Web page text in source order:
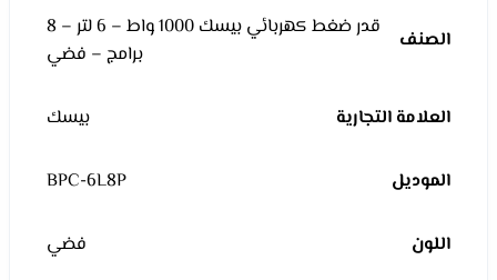
الصنف
قدر ضغط كهربائي بيسك 1000 واط – 6 لتر – 8
برامج – فضي
العلامة التجارية بيسك
الموديل BPC-6L8P
اللون فضي